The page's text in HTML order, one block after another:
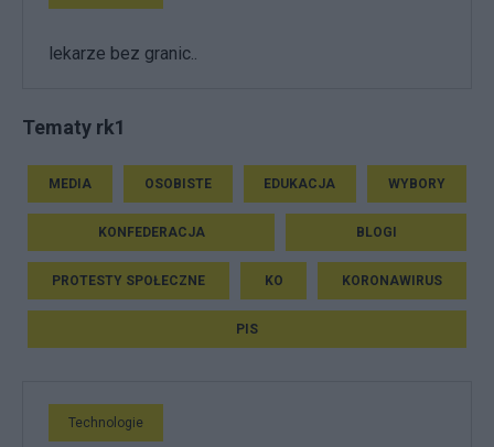
lekarze bez granic..
Tematy rk1
MEDIA OSOBISTE EDUKACJA WYBORY
KONFEDERACJA BLOGI
PROTESTY SPOŁECZNE KO KORONAWIRUS
PIS
Technologie